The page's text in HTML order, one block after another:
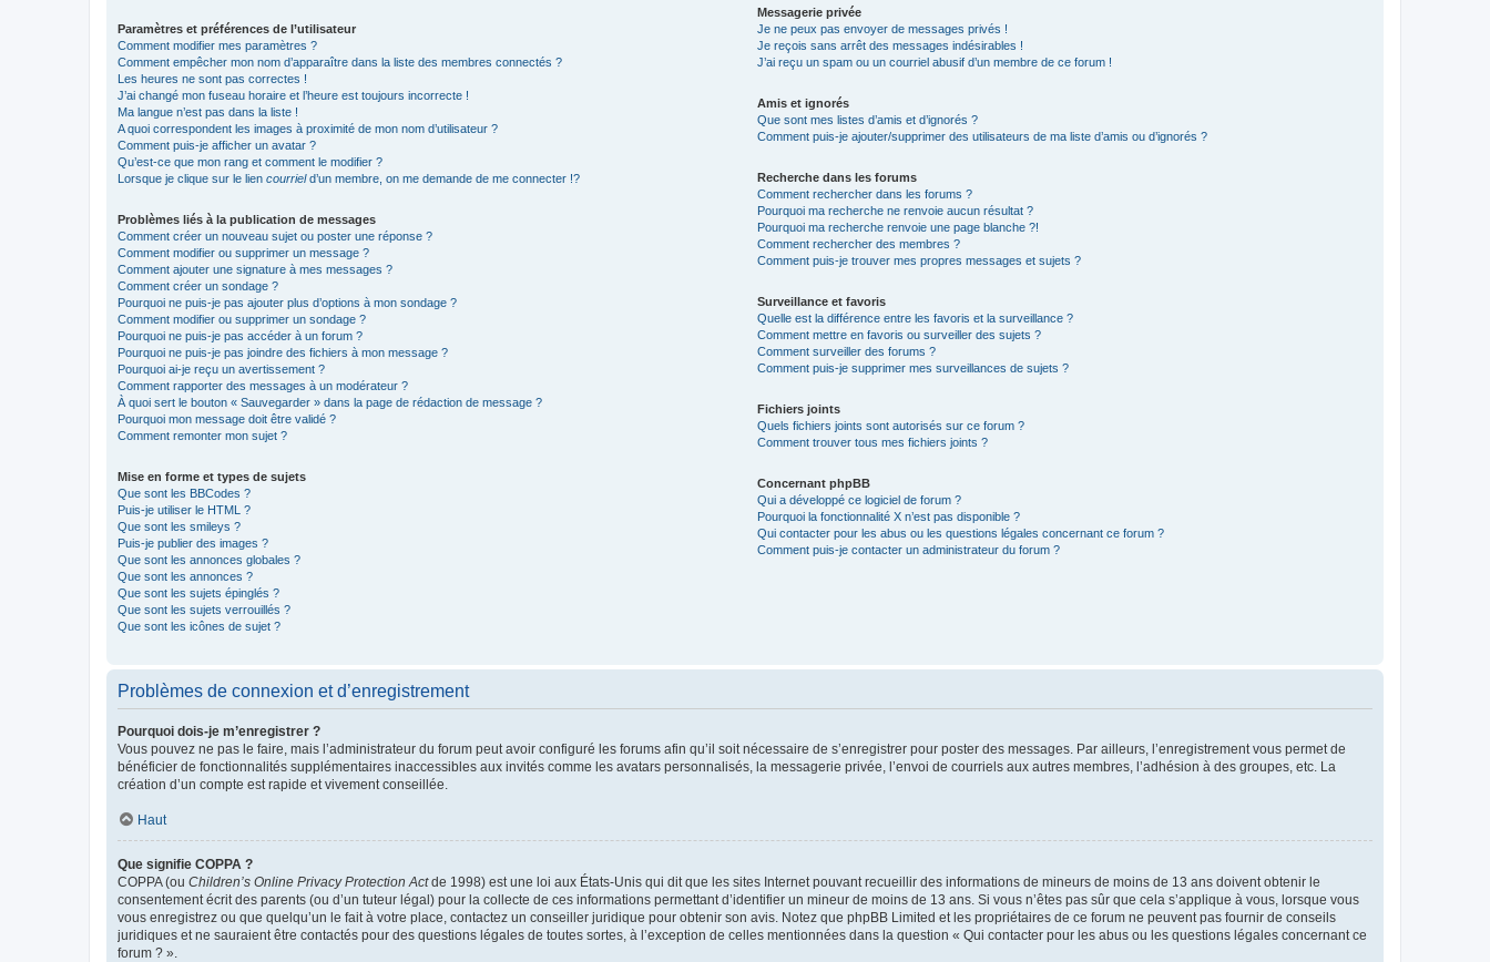
Paramètres et préférences de l’utilisateur
Comment modifier mes paramètres ?
Comment empêcher mon nom d’apparaître dans la liste des membres connectés ?
Les heures ne sont pas correctes !
J’ai changé mon fuseau horaire et l’heure est toujours incorrecte !
Ma langue n’est pas dans la liste !
A quoi correspondent les images à proximité de mon nom d’utilisateur ?
Comment puis-je afficher un avatar ?
Qu’est-ce que mon rang et comment le modifier ?
Lorsque je clique sur le lien courrield’un membre, on me demande de me connecter !?
Problèmes liés à la publication de messages
Comment créer un nouveau sujet ou poster une réponse ?
Comment modifier ou supprimer un message ?
Comment ajouter une signature à mes messages ?
Comment créer un sondage ?
Pourquoi ne puis-je pas ajouter plus d’options à mon sondage ?
Comment modifier ou supprimer un sondage ?
Pourquoi ne puis-je pas accéder à un forum ?
Pourquoi ne puis-je pas joindre des fichiers à mon message ?
Pourquoi ai-je reçu un avertissement ?
Comment rapporter des messages à un modérateur ?
À quoi sert le bouton « Sauvegarder » dans la page de rédaction de message ?
Pourquoi mon message doit être validé ?
Comment remonter mon sujet ?
Mise en forme et types de sujets
Que sont les BBCodes ?
Puis-je utiliser le HTML ?
Que sont les smileys ?
Puis-je publier des images ?
Que sont les annonces globales ?
Que sont les annonces ?
Que sont les sujets épinglés ?
Que sont les sujets verrouillés ?
Que sont les icônes de sujet ?
Messagerie privée
Je ne peux pas envoyer de messages privés !
Je reçois sans arrêt des messages indésirables !
J’ai reçu un spam ou un courriel abusif d’un membre de ce forum !
Amis et ignorés
Que sont mes listes d’amis et d’ignorés ?
Comment puis-je ajouter/supprimer des utilisateurs de ma liste d’amis ou d’ignorés ?
Recherche dans les forums
Comment rechercher dans les forums ?
Pourquoi ma recherche ne renvoie aucun résultat ?
Pourquoi ma recherche renvoie une page blanche ?!
Comment rechercher des membres ?
Comment puis-je trouver mes propres messages et sujets ?
Surveillance et favoris
Quelle est la différence entre les favoris et la surveillance ?
Comment mettre en favoris ou surveiller des sujets ?
Comment surveiller des forums ?
Comment puis-je supprimer mes surveillances de sujets ?
Fichiers joints
Quels fichiers joints sont autorisés sur ce forum ?
Comment trouver tous mes fichiers joints ?
Concernant phpBB
Qui a développé ce logiciel de forum ?
Pourquoi la fonctionnalité X n’est pas disponible ?
Qui contacter pour les abus ou les questions légales concernant ce forum ?
Comment puis-je contacter un administrateur du forum ?
Problèmes de connexion et d’enregistrement
Pourquoi dois-je m’enregistrer ?
Vous pouvez ne pas le faire, mais l’administrateur du forum peut avoir configuré les forums afin qu’il soit nécessaire de s’enregistrer pour poster des messages. Par ailleurs, l’enregistrement vous permet de
bénéficier de fonctionnalités supplémentaires inaccessibles aux invités comme les avatars personnalisés, la messagerie privée, l’envoi de courriels aux autres membres, l’adhésion à des groupes, etc. La
création d’un compte est rapide et vivement conseillée.
Haut
Que signifie COPPA ?
COPPA (ou Children’s Online Privacy Protection Actde 1998) est une loi aux États-Unis qui dit que les sites Internet pouvant recueillir des informations de mineurs de moins de 13 ans doivent obtenir le
consentement écrit des parents (ou d’un tuteur légal) pour la collecte de ces informations permettant d’identifier un mineur de moins de 13 ans. Si vous n’êtes pas sûr que cela s’applique à vous, lorsque vous
vous enregistrez ou que quelqu’un le fait à votre place, contactez un conseiller juridique pour obtenir son avis. Notez que phpBB Limited et les propriétaires de ce forum ne peuvent pas fournir de conseils
juridiques et ne sauraient être contactés pour des questions légales de toutes sortes, à l’exception de celles mentionnées dans la question « Qui contacter pour les abus ou les questions légales concernant ce
forum ? ».